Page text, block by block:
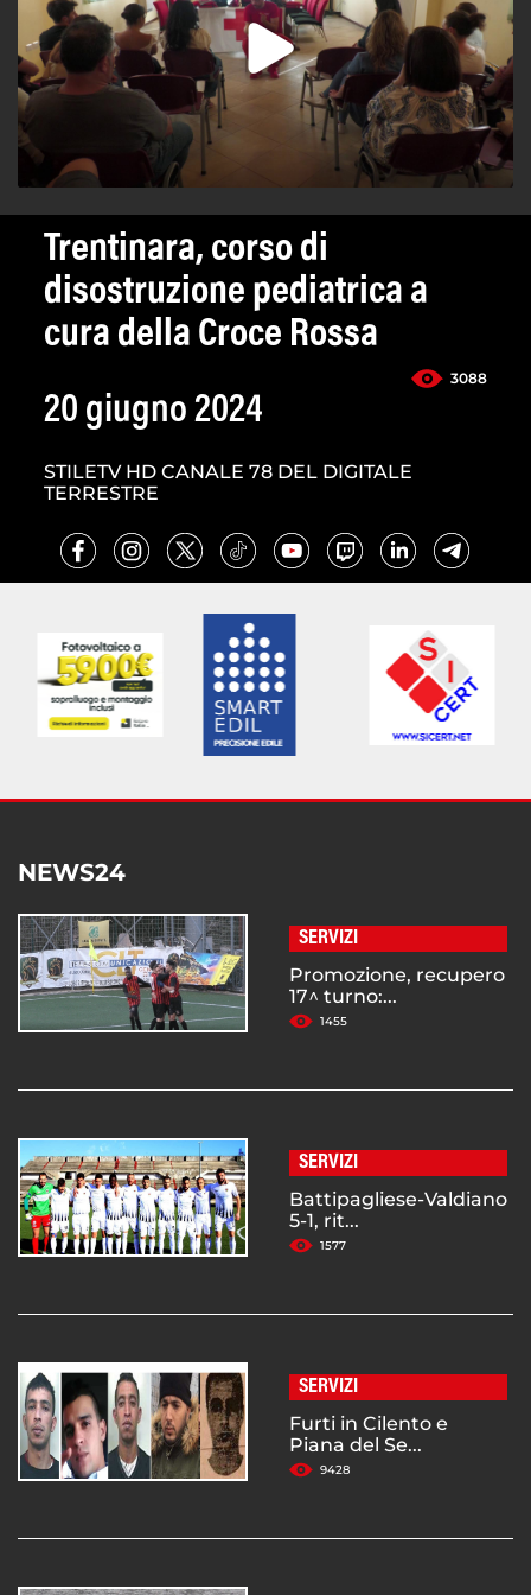
Trentinara, corso di
disostruzione pediatrica a
cura della Croce Rossa
3088
20 giugno 2024
STILETV HD CANALE 78 DEL DIGITALE
TERRESTRE
NEWS24
SERVIZI
Promozione, recupero
17^ turno:...
1455
SERVIZI
Battipagliese-Valdiano
5-1, rit...
1577
SERVIZI
Furti in Cilento e
Piana del Se...
9428